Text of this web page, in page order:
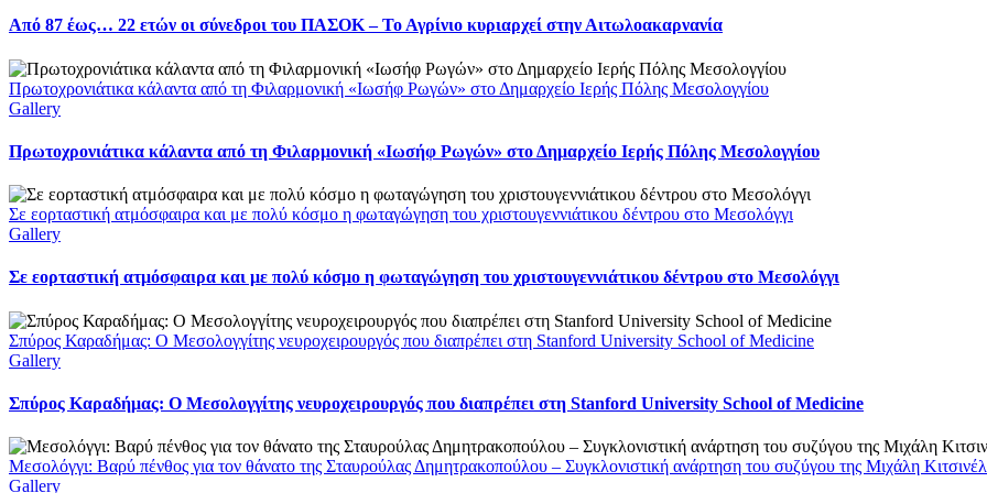
Από 87 έως… 22 ετών οι σύνεδροι του ΠΑΣΟΚ – Το Αγρίνιο κυριαρχεί στην Αιτωλοακαρνανία
Πρωτοχρονιάτικα κάλαντα από τη Φιλαρμονική «Ιωσήφ Ρωγών» στο Δημαρχείο Ιερής Πόλης Μεσολογγίου
Gallery
Πρωτοχρονιάτικα κάλαντα από τη Φιλαρμονική «Ιωσήφ Ρωγών» στο Δημαρχείο Ιερής Πόλης Μεσολογγίου
Σε εορταστική ατμόσφαιρα και με πολύ κόσμο η φωταγώγηση του χριστουγεννιάτικου δέντρου στο Μεσολόγγι
Gallery
Σε εορταστική ατμόσφαιρα και με πολύ κόσμο η φωταγώγηση του χριστουγεννιάτικου δέντρου στο Μεσολόγγι
Σπύρος Καραδήμας: Ο Μεσολογγίτης νευροχειρουργός που διαπρέπει στη Stanford University School of Medicine
Gallery
Σπύρος Καραδήμας: Ο Μεσολογγίτης νευροχειρουργός που διαπρέπει στη Stanford University School of Medicine
Μεσολόγγι: Βαρύ πένθος για τον θάνατο της Σταυρούλας Δημητρακοπούλου – Συγκλονιστική ανάρτηση του συζύγου της Μιχάλη
Gallery